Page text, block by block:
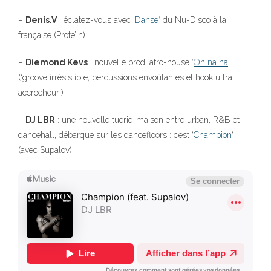
– Denis.V: éclatez-vous avec ‘Danse‘ du Nu-Disco à la
française (Prote’in).
– Diemond Kevs : nouvelle prod’ afro-house ‘Oh na na‘
(‘groove irrésistible, percussions envoûtantes et hook ultra
accrocheur’)
– DJ LBR : une nouvelle tuerie-maison entre urban, R&B et
dancehall, débarque sur les dancefloors : c’est ‘Champion‘ !
(avec Supalov)